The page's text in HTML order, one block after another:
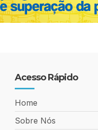
Acesso Rápido
Home
Sobre Nós